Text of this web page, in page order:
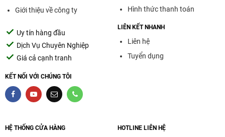
Giới thiệu về công ty
Uy tín hàng đầu
Dịch Vụ Chuyên Nghiệp
Giá cả cạnh tranh
KẾT NỐI VỚI CHÚNG TÔI
Hình thức thanh toán
LIÊN KẾT NHANH
Liên hệ
Tuyển dụng
HỆ THỐNG CỬA HÀNG HOTLINE LIÊN HỆ